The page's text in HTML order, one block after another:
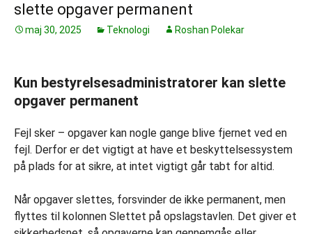
slette opgaver permanent
maj 30, 2025 Teknologi Roshan Polekar
Kun bestyrelsesadministratorer kan slette
opgaver permanent
Fejl sker – opgaver kan nogle gange blive fjernet ved en
fejl. Derfor er det vigtigt at have et beskyttelsessystem
på plads for at sikre, at intet vigtigt går tabt for altid.
Når opgaver slettes, forsvinder de ikke permanent, men
flyttes til kolonnen Slettet på opslagstavlen. Det giver et